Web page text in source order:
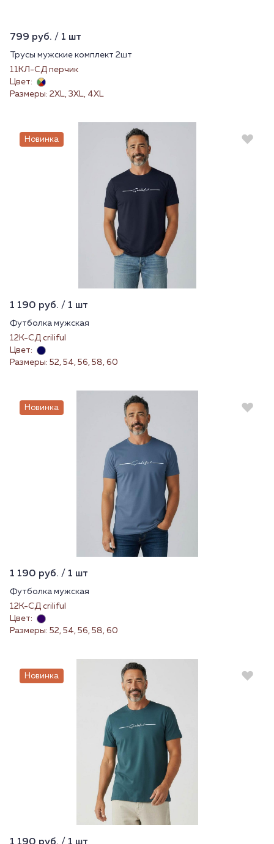
799 руб. / 1 шт
Трусы мужские комплект 2шт
11КЛ-СД перчик
Цвет:
Размеры: 2XL, 3XL, 4XL
Новинка
1 190 руб. / 1 шт
Футболка мужская
12К-СД criliful
Цвет:
Размеры: 52, 54, 56, 58, 60
Новинка
1 190 руб. / 1 шт
Футболка мужская
12К-СД criliful
Цвет:
Размеры: 52, 54, 56, 58, 60
Новинка